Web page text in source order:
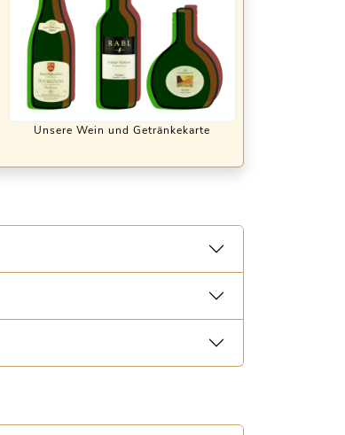
Unsere Wein und Getränkekarte